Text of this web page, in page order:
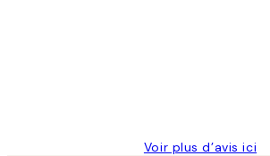
Voir plus d’avis ici